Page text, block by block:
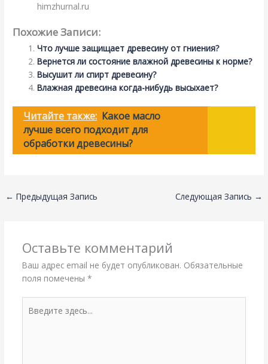
himzhurnal.ru
Похожие Записи:
Что лучше защищает древесину от гниения?
Вернется ли состояние влажной древесины к норме?
Высушит ли спирт древесину?
Влажная древесина когда-нибудь высыхает?
Читайте также: Какое масло
лучше всего подходит для
обработки древесины?
← Предыдущая Запись Следующая Запись →
Оставьте комментарий
Ваш адрес email не будет опубликован. Обязательные
поля помечены *
здесь...